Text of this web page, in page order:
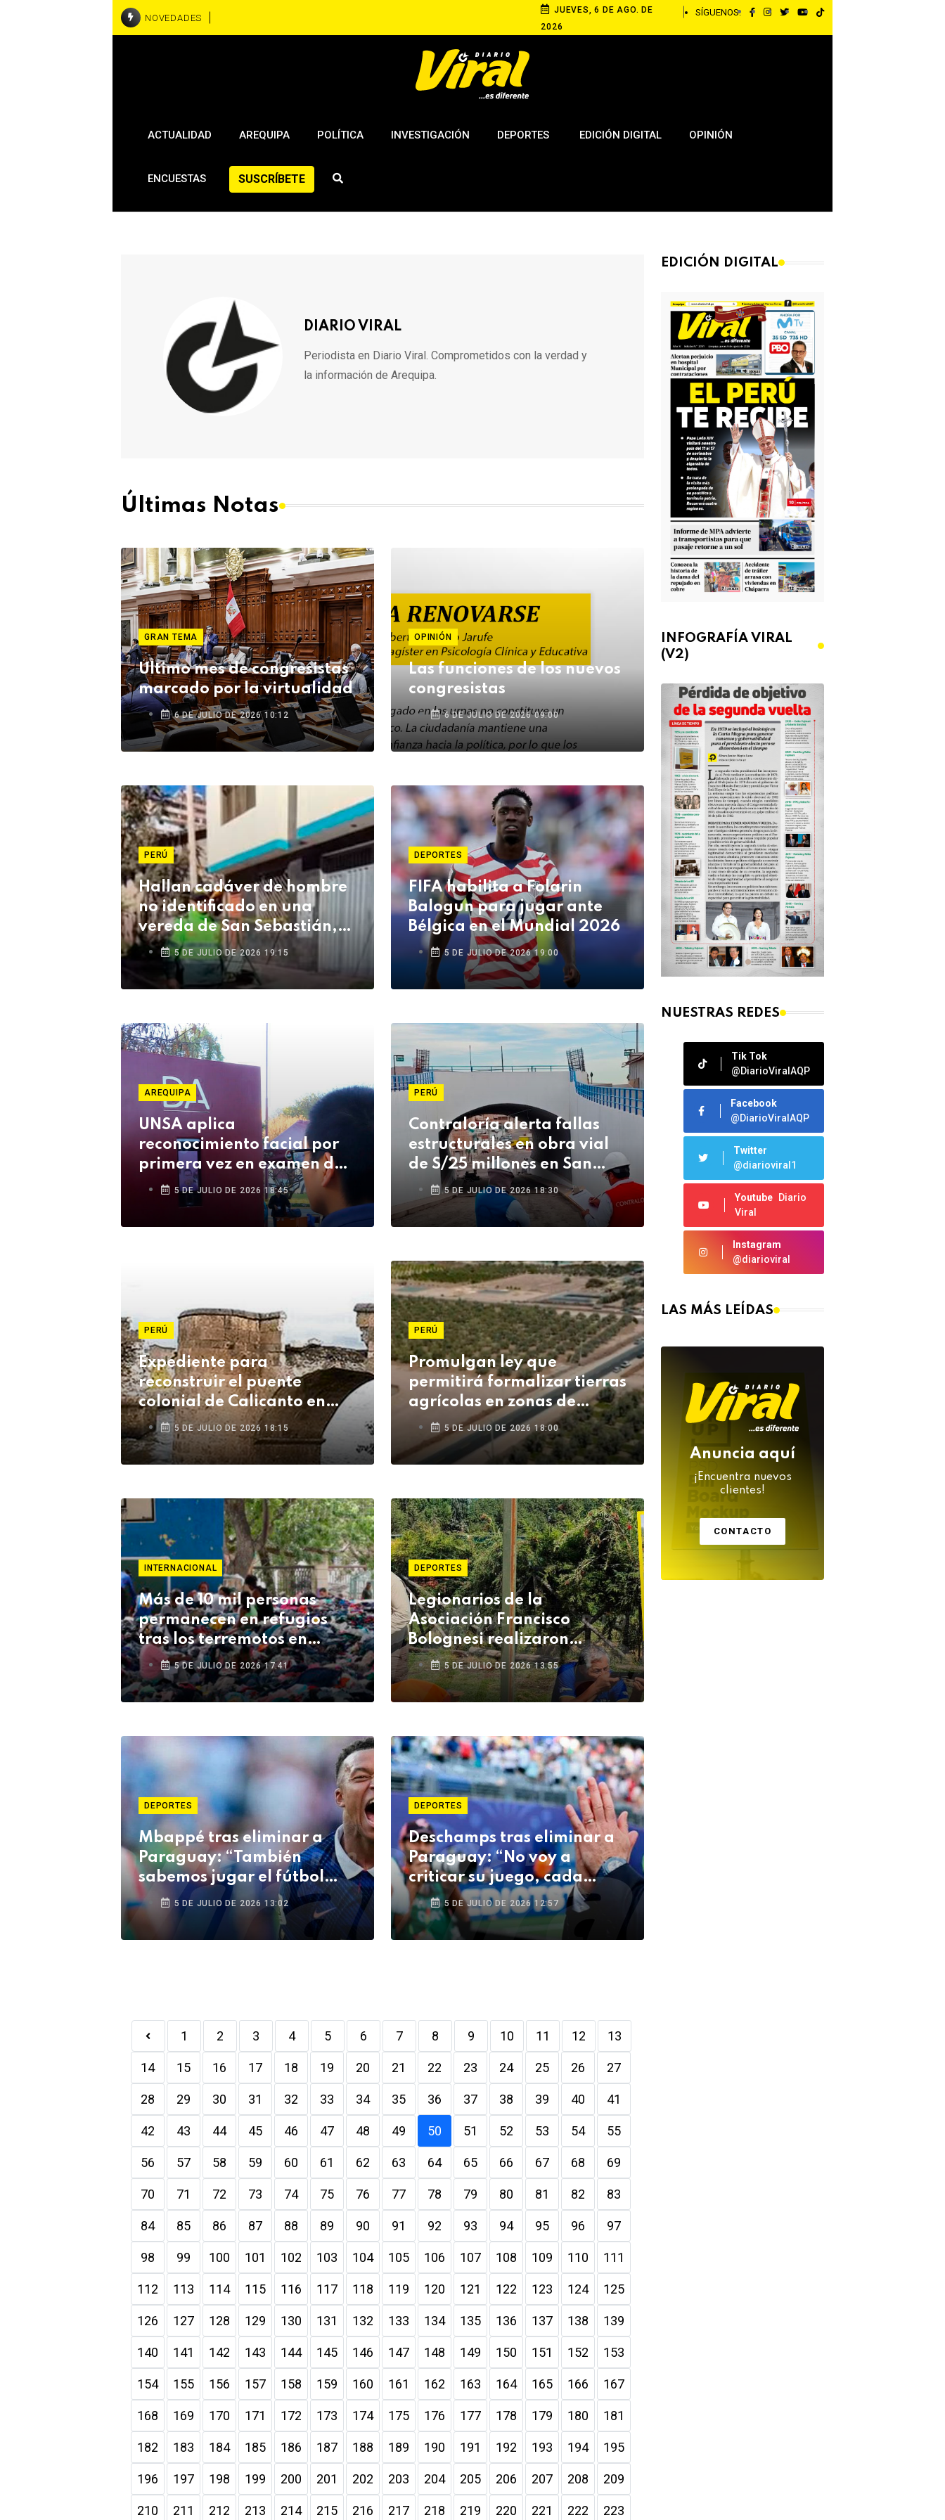
NOVEDADES
JUEVES, 6 DE AGO. DE
2026
SÍGUENOS:
ACTUALIDAD AREQUIPA POLÍTICA INVESTIGACIÓN DEPORTES EDICIÓN DIGITAL OPINIÓN
ENCUESTAS SUSCRÍBETE
DIARIO VIRAL
Periodista en Diario Viral. Comprometidos con la verdad y
la información de Arequipa.
Últimas Notas
GRAN TEMA
Último mes de congresistas
marcado por la virtualidad
6 DE JULIO DE 2026 10:12
OPINIÓN
Las funciones de los nuevos
congresistas
6 DE JULIO DE 2026 09:00
PERÚ
Hallan cadáver de hombre
no identificado en una
vereda de San Sebastián,
Cusco5 DE JULIO DE 2026 19:15
DEPORTES
FIFA habilita a Folarin
Balogun para jugar ante
Bélgica en el Mundial 2026
5 DE JULIO DE 2026 19:00
AREQUIPA
UNSA aplica
reconocimiento facial por
primera vez en examen del
Ceprunsa 2027
5 DE JULIO DE 2026 18:45
PERÚ
Contraloría alerta fallas
estructurales en obra vial
de S/25 millones en San
Antonio
5 DE JULIO DE 2026 18:30
PERÚ
Expediente para
reconstruir el puente
colonial de Calicanto en
Lampa está listo tras seis
años
5 DE JULIO DE 2026 18:15
PERÚ
Promulgan ley que
permitirá formalizar tierras
agrícolas en zonas de
frontera y beneficiará a
agricultores de Tacna
5 DE JULIO DE 2026 18:00
INTERNACIONAL
Más de 10 mil personas
permanecen en refugios
tras los terremotos en
Venezuela
5 DE JULIO DE 2026 17:41
DEPORTES
Legionarios de la
Asociación Francisco
Bolognesi realizaron
jornada social y deportiva
en Arequipa
5 DE JULIO DE 2026 13:55
DEPORTES
Mbappé tras eliminar a
Paraguay: “También
sabemos jugar el fútbol
duro y meternos en la
pelea”
5 DE JULIO DE 2026 13:02
DEPORTES
Deschamps tras eliminar a
Paraguay: “No voy a
criticar su juego, cada
equipo compite como
quiere”
5 DE JULIO DE 2026 12:57
1 2 3 4 5 6 7 8 9 10 11 12 13
14 15 16 17 18 19 20 21 22 23 24 25 26 27
28 29 30 31 32 33 34 35 36 37 38 39 40 41
42 43 44 45 46 47 48 49 50 51 52 53 54 55
56 57 58 59 60 61 62 63 64 65 66 67 68 69
70 71 72 73 74 75 76 77 78 79 80 81 82 83
84 85 86 87 88 89 90 91 92 93 94 95 96 97
98 99 100 101 102 103 104 105 106 107 108 109 110 111
112 113 114 115 116 117 118 119 120 121 122 123 124 125
126 127 128 129 130 131 132 133 134 135 136 137 138 139
140 141 142 143 144 145 146 147 148 149 150 151 152 153
154 155 156 157 158 159 160 161 162 163 164 165 166 167
168 169 170 171 172 173 174 175 176 177 178 179 180 181
182 183 184 185 186 187 188 189 190 191 192 193 194 195
196 197 198 199 200 201 202 203 204 205 206 207 208 209
210 211 212 213 214 215 216 217 218 219 220 221 222 223
EDICIÓN DIGITAL
INFOGRAFÍA VIRAL
(V2)
NUESTRAS REDES
Tik Tok
@DiarioViralAQP
Facebook
@DiarioViralAQP
Twitter
@diarioviral1
Youtube
Diario
Viral
Instagram
@diarioviral
LAS MÁS LEÍDAS
Anuncia aquí
¡Encuentra nuevos
clientes!
CONTACTO